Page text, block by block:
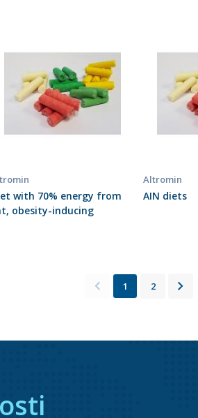
with 70% energy from
obesity-inducing
Altromin
AIN diets
1 2